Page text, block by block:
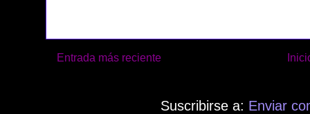
Entrada más reciente
Suscribirse a: Enviar